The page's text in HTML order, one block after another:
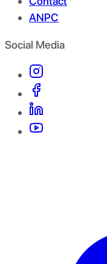
ANPC
Social Media